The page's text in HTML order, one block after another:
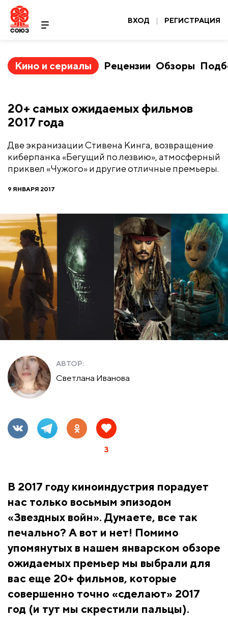
ВХОД | РЕГИСТРАЦИЯ
Кино и сериалы Рецензии Обзоры
​20+ самых ожидаемых фильмов
2017 года
Две экранизации Стивена Кинга, возвращение
киберпанка «Бегущий по лезвию», атмосферный
приквел «Чужого» и другие отличные премьеры.
9 ЯНВАРЯ 2017
АВТОР:
Светлана Иванова
3
В 2017 году киноиндустрия порадует
нас только восьмым эпизодом
«Звездных войн». Думаете, все так
печально? А вот и нет! Помимо
упомянутых в нашем январском обзоре
ожидаемых премьер мы выбрали для
вас еще 20+ фильмов, которые
совершенно точно «сделают» 2017
год (и тут мы скрестили пальцы).